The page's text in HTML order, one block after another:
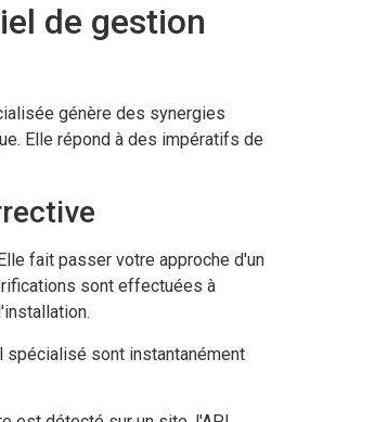
de gestion
génère des synergies
Elle répond à des impératifs de
fait passer votre approche d'un
sont effectuées à
spécialisé sont instantanément